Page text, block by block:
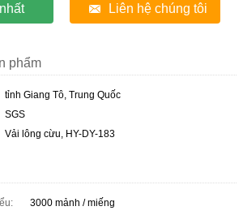
Liên hệ chúng tôi
phẩm
tỉnh Giang Tô, Trung Quốc
SGS
Vải lông cừu, HY-DY-183
3000 mảnh / miếng